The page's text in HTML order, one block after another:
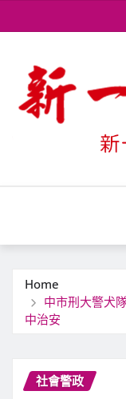
to
Home
中市刑大警犬
中治安
社會警政